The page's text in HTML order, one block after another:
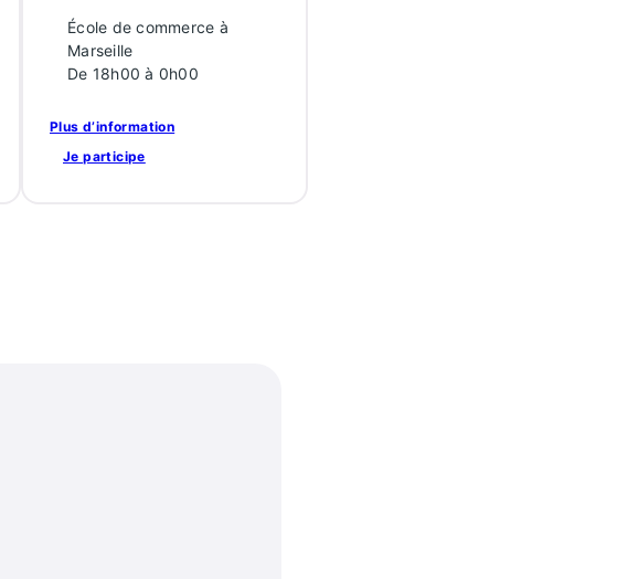
École de commerce à
Marseille
De 18h00 à 0h00
Plus d’information
Je participe